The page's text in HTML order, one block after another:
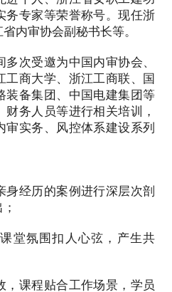
我开发了十多门风控+内审
审计实战案例）手把手辅
的辅导受众群体不仅包括审
、风控工作人员，还包括
机关人员、企业家及其他企
公司央企审计实战经验，
、服装业、房地产业、商
篇文章发表，每一篇文章
务专家等荣誉称号。现任浙
内审协会副秘书长等。
次受邀为中国内审协会、
工商大学、浙江工商联、国
装备集团、中国电建集团等
务人员等进行相关培训，
实务、风控体系建设系列
经历的案例进行深层次剖
堂氛围扣人心弦，产生共
，课程贴合工作场景，学员